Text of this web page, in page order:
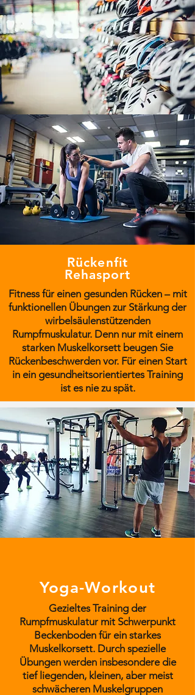
Rückenfit
Rehasport
Fitness für einen gesunden Rücken – mit
funktionellen Übungen zur Stärkung der
wirbelsäulenstützenden
Rumpfmuskulatur. Denn nur mit einem
starken Muskelkorsett beugen Sie
Rückenbeschwerden vor. Für einen Start
in ein gesundheitsorientiertes Training
ist es nie zu spät.
Yoga-Workout
Gezieltes Training der
Rumpfmuskulatur mit Schwerpunkt
Beckenboden für ein starkes
Muskelkorsett. Durch spezielle
Übungen werden insbesondere die
tief liegenden, kleinen, aber meist
schwächeren Muskelgruppen